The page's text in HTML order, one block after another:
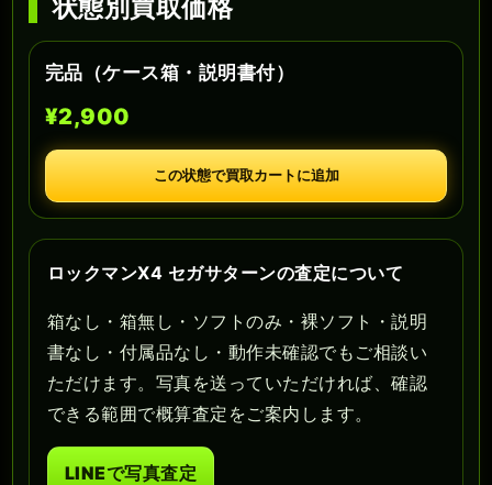
状態別買取価格
完品（ケース箱・説明書付）
¥2,900
この状態で買取カートに追加
ロックマンX4 セガサターンの査定について
箱なし・箱無し・ソフトのみ・裸ソフト・説明
書なし・付属品なし・動作未確認でもご相談い
ただけます。写真を送っていただければ、確認
できる範囲で概算査定をご案内します。
LINEで写真査定